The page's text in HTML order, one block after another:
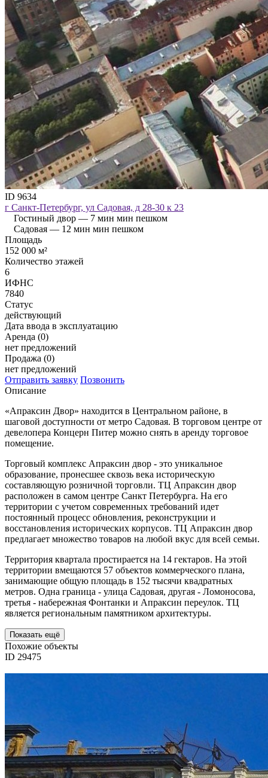
ID 9634
г Санкт-Петербург, ул Садовая, д 28-30 к 23
Гостиный двор — 7 мин мин пешком
Садовая — 12 мин мин пешком
Площадь
152 000 м²
Количество этажей
6
ИФНС
7840
Статус
действующий
Дата ввода в эксплуатацию
Аренда (0)
нет предложений
Продажа (0)
нет предложений
Отправить заявку Позвонить
Описание
«‎Апраксин Двор» находится в Центральном районе, в
шаговой доступности от метро Садовая. В торговом центре от
девелопера Концерн Питер можно снять в аренду торговое
помещение.
Торговый комплекс Апраксин двор - это уникальное
образование, пронесшее сквозь века историческую
составляющую розничной торговли. ТЦ Апраксин двор
расположен в самом центре Санкт Петербурга. На его
территории с учетом современных требований идет
постоянный процесс обновления, реконструкции и
восстановления исторических корпусов. ТЦ Апраксин двор
предлагает множество товаров на любой вкус для всей семьи.
Территория квартала простирается на 14 гектаров. На этой
территории вмещаются 57 объектов коммерческого плана,
занимающие общую площадь в 152 тысячи квадратных
метров. Одна граница - улица Садовая, другая - Ломоносова,
третья - набережная Фонтанки и Апраксин переулок. ТЦ
является региональным памятником архитектуры.
Показать ещё
Похожие объекты
ID 29475